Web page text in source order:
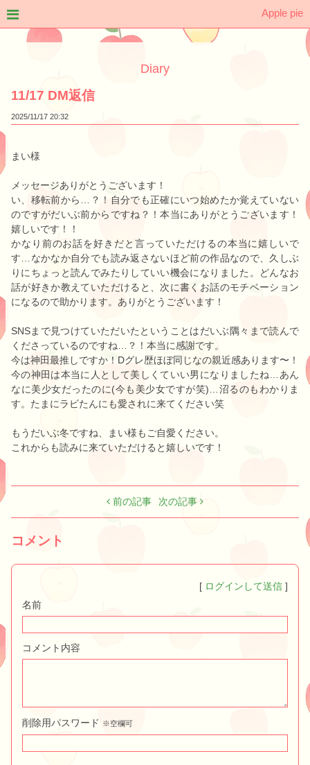
Apple pie
Diary
11/17 DM返信
2025/11/17 20:32
まい様
メッセージありがとうございます！
い、移転前から…？！自分でも正確にいつ始めたか覚えていない
のですがだいぶ前からですね？！本当にありがとうございます！
嬉しいです！！
かなり前のお話を好きだと言っていただけるの本当に嬉しいで
す…なかなか自分でも読み返さないほど前の作品なので、久しぶ
りにちょっと読んでみたりしていい機会になりました。どんなお
話が好きか教えていただけると、次に書くお話のモチベーション
になるので助かります。ありがとうございます！
SNSまで見つけていただいたということはだいぶ隅々まで読んで
くださっているのですね…？！本当に感謝です。
今は神田最推しですか！Dグレ歴ほぼ同じなの親近感あります〜！
今の神田は本当に人として美しくていい男になりましたね…あん
なに美少女だったのに(今も美少女ですが笑)…沼るのもわかりま
す。たまにラビたんにも愛されに来てください笑
もうだいぶ冬ですね、まい様もご自愛ください。
これからも読みに来ていただけると嬉しいです！
前の記事 次の記事
コメント
[ ログインして送信 ]
名前
コメント内容
削除用パスワード ※空欄可